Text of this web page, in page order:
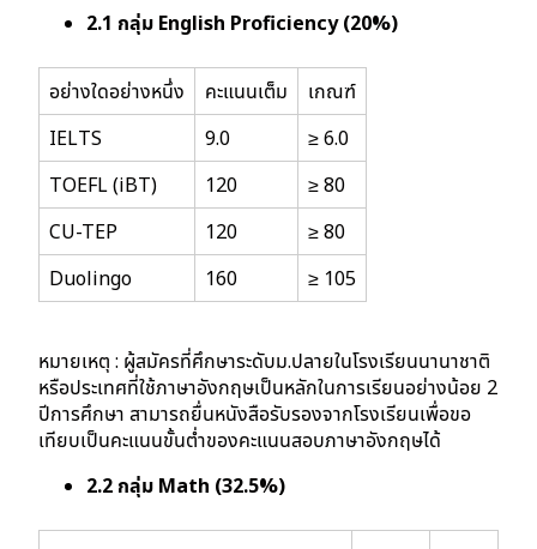
2.1 กลุ่ม English Proficiency (20%)
อย่างใดอย่างหนึ่ง คะแนนเต็ม
เกณฑ์
IELTS
9.0
≥ 6.0
TOEFL (iBT)
120
≥ 80
CU-TEP
120
≥ 80
Duolingo
160 ≥ 105
หมายเหตุ : ผู้สมัครที่ศึกษาระดับม.ปลายในโรงเรียนนานาชาติ
หรือประเทศที่ใช้ภาษาอังกฤษเป็นหลักในการเรียนอย่างน้อย 2
ปีการศึกษา สามารถยื่นหนังสือรับรองจากโรงเรียนเพื่อขอ
เทียบเป็นคะแนนขั้นต่ำของคะแนนสอบภาษาอังกฤษได้
2.2 กลุ่ม Math (32.5%)